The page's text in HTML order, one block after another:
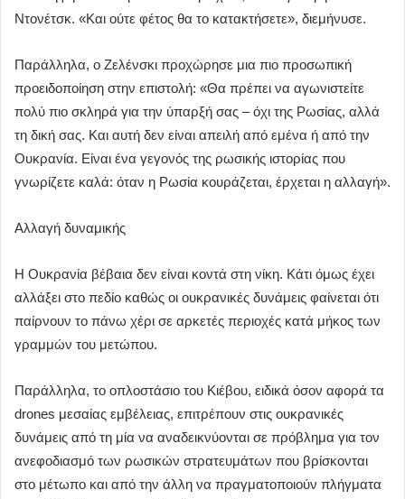
Ντονέτσκ. «Και ούτε φέτος θα το κατακτήσετε», διεμήνυσε.
Παράλληλα, ο Ζελένσκι προχώρησε μια πιο προσωπική
προειδοποίηση στην επιστολή: «Θα πρέπει να αγωνιστείτε
πολύ πιο σκληρά για την ύπαρξή σας – όχι της Ρωσίας, αλλά
τη δική σας. Και αυτή δεν είναι απειλή από εμένα ή από την
Ουκρανία. Είναι ένα γεγονός της ρωσικής ιστορίας που
γνωρίζετε καλά: όταν η Ρωσία κουράζεται, έρχεται η αλλαγή».
Αλλαγή δυναμικής
Η Ουκρανία βέβαια δεν είναι κοντά στη νίκη. Κάτι όμως έχει
αλλάξει στο πεδίο καθώς οι ουκρανικές δυνάμεις φαίνεται ότι
παίρνουν το πάνω χέρι σε αρκετές περιοχές κατά μήκος των
γραμμών του μετώπου.
Παράλληλα, το οπλοστάσιο του Κιέβου, ειδικά όσον αφορά τα
drones μεσαίας εμβέλειας, επιτρέπουν στις ουκρανικές
δυνάμεις από τη μία να αναδεικνύονται σε πρόβλημα για τον
ανεφοδιασμό των ρωσικών στρατευμάτων που βρίσκονται
στο μέτωπο και από την άλλη να πραγματοποιούν πλήγματα